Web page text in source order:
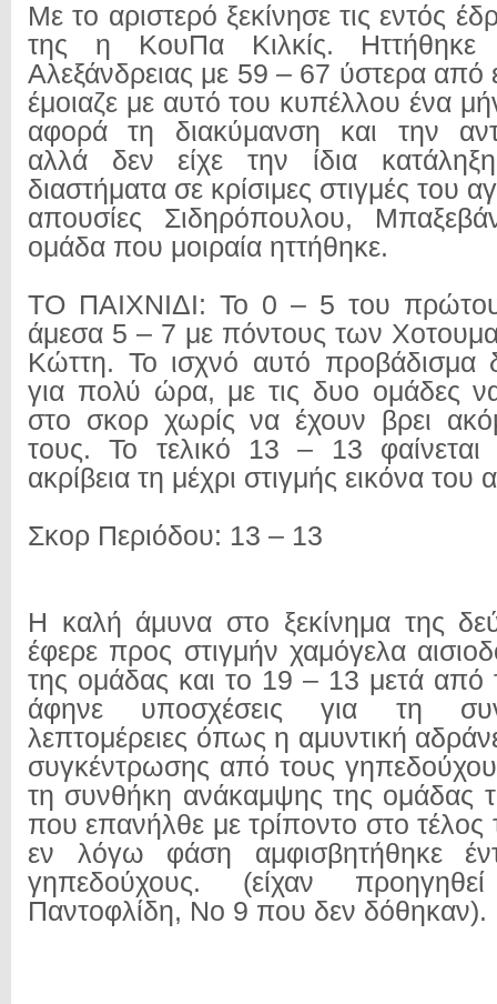
Με το αριστερό ξεκίνησε τις εντός
της η ΚουΠα Κιλκίς.
Αλεξάνδρειας με 59 – 67 ύστερα από
έμοιαζε με αυτό του κυπέλλου ένα
αφορά τη διακύμανση και την
αλλά δεν είχε την ίδια
διαστήματα σε κρίσιμες στιγμές του
απουσίες Σιδηρόπουλου,
ομάδα που μοιραία ηττήθηκε.
ΤΟ ΠΑΙΧΝΙΔΙ: Το 0 – 5 του πρώτου
άμεσα 5 – 7 με πόντους των
Κώττη. Το ισχνό αυτό προβάδισμα
για πολύ ώρα, με τις δυο ομάδες
στο σκορ χωρίς να έχουν βρει
τους. Το τελικό 13 – 13 φαίνεται
ακρίβεια τη μέχρι στιγμής εικόνα του
Σκορ Περιόδου: 13 – 13
Η καλή άμυνα στο ξεκίνημα της
έφερε προς στιγμήν χαμόγελα
της ομάδας και το 19 – 13 μετά από
άφηνε υποσχέσεις για τη
λεπτομέρειες όπως η αμυντική
συγκέντρωσης από τους
τη συνθήκη ανάκαμψης της ομάδας
που επανήλθε με τρίποντο στο
εν λόγω φάση αμφισβητήθηκε
γηπεδούχους. (είχαν
Παντοφλίδη, Νο 9 που δεν δόθηκαν).